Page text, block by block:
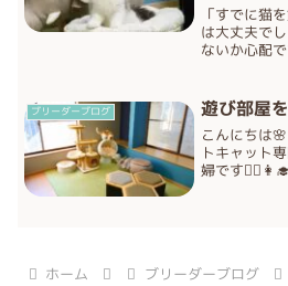
「すでに猫
は大丈夫で
ないか心配
されている
と、👉 正し
とんどの場
ブリーダーブログ 遊び部屋
こんにちは
トキャット
婦です
の中には、
ホーム ブリーダーブログ